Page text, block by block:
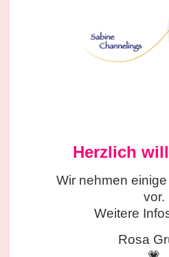
Herzlich
Wir nehmen einige
vor.
Weitere
Rosa